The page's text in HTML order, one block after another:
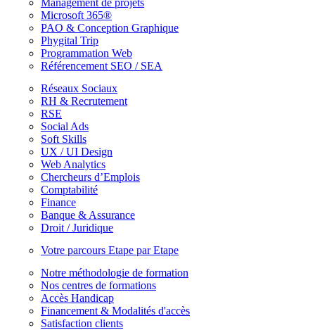
Microsoft 365®
PAO & Conception Graphique
Phygital Trip
Programmation Web
Référencement SEO / SEA
Réseaux Sociaux
RH & Recrutement
RSE
Social Ads
Soft Skills
UX / UI Design
Web Analytics
Chercheurs d’Emplois
Comptabilité
Finance
Banque & Assurance
Droit / Juridique
Votre parcours Etape par Etape
Notre méthodologie de formation
Nos centres de formations
Accès Handicap
Financement & Modalités d'accès
Satisfaction clients